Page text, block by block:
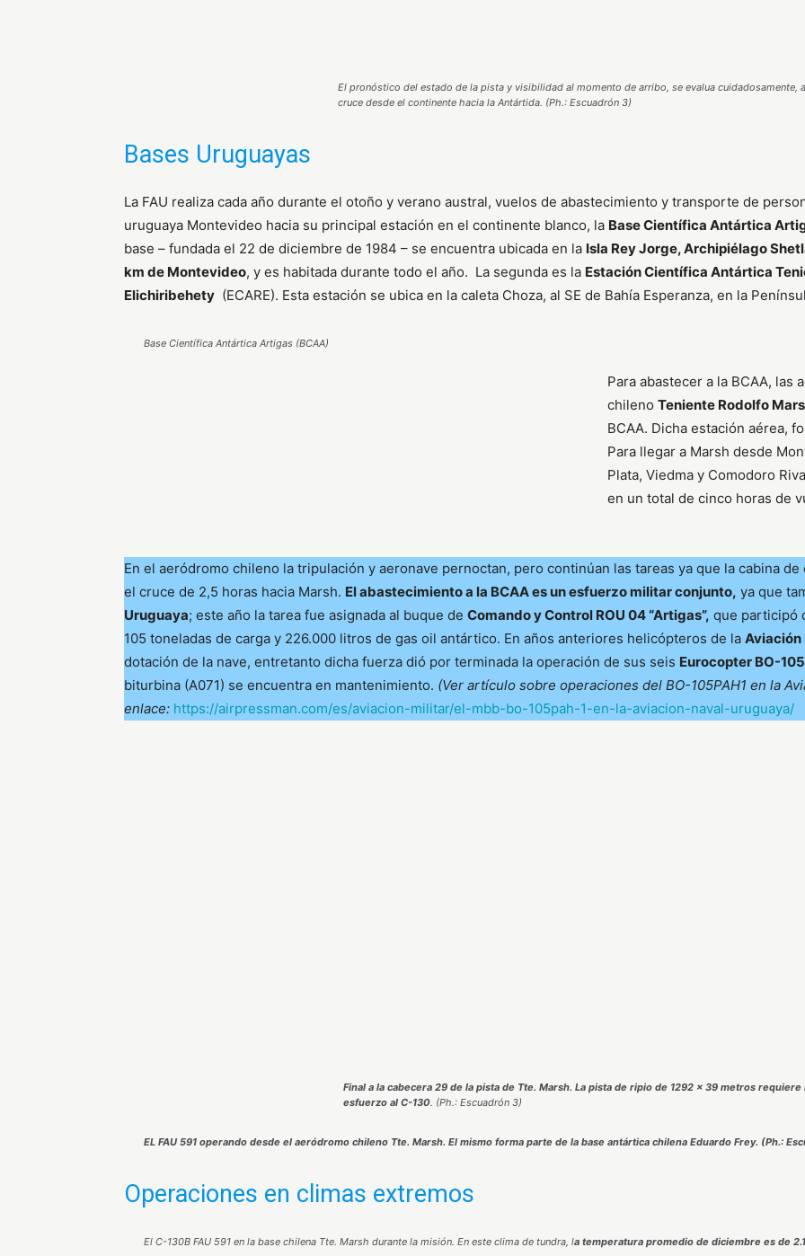
El pronóstico del estado de la pista y visibilidad al momento de arribo, se evalua cuidadosamente,
cruce desde el continente hacia la Antártida. (Ph.: Escuadrón 3)
Bases Uruguayas
La FAU realiza cada año durante el otoño y verano austral, vuelos de abastecimiento y transporte de
uruguaya Montevideo hacia su principal estación en el continente blanco, la Base Científica Antártica
base – fundada el 22 de diciembre de 1984 – se encuentra ubicada en la Isla Rey Jorge, Archipiélago
km de Montevideo, y es habitada durante todo el año. La segunda es la Estación Científica Antártica
Elichiribehety (ECARE). Esta estación se ubica en la caleta Choza, al SE de Bahía Esperanza, en la
Base Científica Antártica Artigas (BCAA)
Para abastecer a la BCAA,
chilenoTeniente Rodolfo
BCAA. Dicha estación aérea,
Para llegar a Marsh desde
Plata, Viedma y Comodoro
en un total de cinco horas de
En el aeródromo chileno la tripulación y aeronave pernoctan, pero continúan las tareas ya que la cabina
el cruce de 2,5 horas hacia Marsh. El abastecimiento a la BCAA es un esfuerzo militar conjunto, ya que
Uruguaya; este año la tarea fue asignada al buque de Comando y Control ROU 04 “Artigas”, que participó
105 toneladas de carga y 226.000 litros de gas oil antártico. En años anteriores helicópteros de la Aviación
dotación de la nave, entretanto dicha fuerza dió por terminada la operación de sus seis Eurocopter BO-
biturbina (A071) se encuentra en mantenimiento. (Ver artículo sobre operaciones del BO-105PAH1 en la
enlace: https://airpressman.com/es/aviacion-militar/el-mbb-bo-105pah-1-en-la-aviacion-naval-uruguaya/
Final a la cabecera 29 de la pista de Tte. Marsh. La pista de ripio de 1292 x 39 metros requiere
esfuerzo al C-130. (Ph.: Escuadrón 3)
EL FAU 591 operando desde el aeródromo chileno Tte. Marsh. El mismo forma parte de la base antártica chilena Eduardo Frey. (Ph.:
Operaciones en climas extremos
El C-130B FAU 591 en la base chilena Tte. Marsh durante la misión. En este clima de tundra, la temperatura promedio de diciembre es de